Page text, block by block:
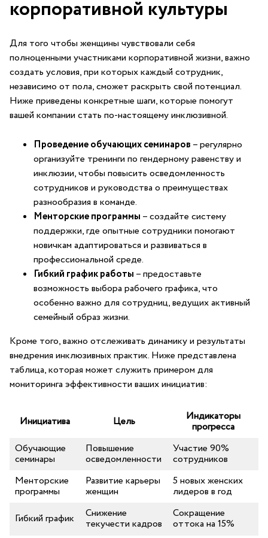
корпоративной культуры
Для того чтобы женщины чувствовали себя
полноценными​ участниками корпоративной жизни,‍ важно
⁣создать условия, при которых каждый сотрудник,⁤
независимо от‌ пола, сможет раскрыть ⁣свой потенциал. ​
Ниже приведены ⁤конкретные ‍шаги, которые помогут
вашей⁢ компании стать по-настоящему инклюзивной.
Проведение обучающих семинаров – регулярно
организуйте тренинги по ​гендерному равенству и
инклюзии, чтобы повысить ⁢осведомленность
⁢сотрудников и руководства о преимуществах
разнообразия в команде.
Менторские программы – создайте систему
поддержки, где опытные сотрудники помогают
новичкам адаптироваться и⁢ развиваться ⁢в
профессиональной среде.
Гибкий график ⁢работы – предоставьте
возможность выбора рабочего⁢ графика, что
⁤особенно важно для⁤ сотрудниц, ведущих активный
семейный образ жизни.
Кроме того, важно отслеживать динамику и ⁢результаты
внедрения​ инклюзивных практик. Ниже представлена
таблица, которая⁤ может служить примером для ​
мониторинга⁣ эффективности ваших инициатив:
Инициатива Цель Индикаторы
прогресса
Обучающие
семинары
Повышение
осведомленности
Участие 90%
⁣сотрудников
Менторские
программы
Развитие⁤ карьеры
женщин
5 новых женских‍
лидеров в год
Гибкий график
Снижение
текучести ⁤кадров
Сокращение
оттока на 15%